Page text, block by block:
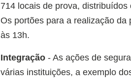
714 locais de prova,
Os portões para a realização
às 13h.
Integração- As ações de
várias instituições, a exemplo